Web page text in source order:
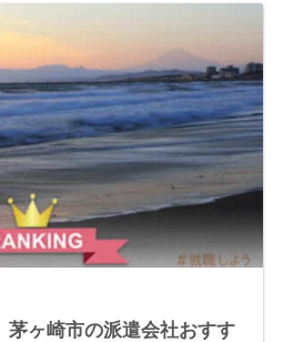
茅ヶ崎市の派遣会社おすす